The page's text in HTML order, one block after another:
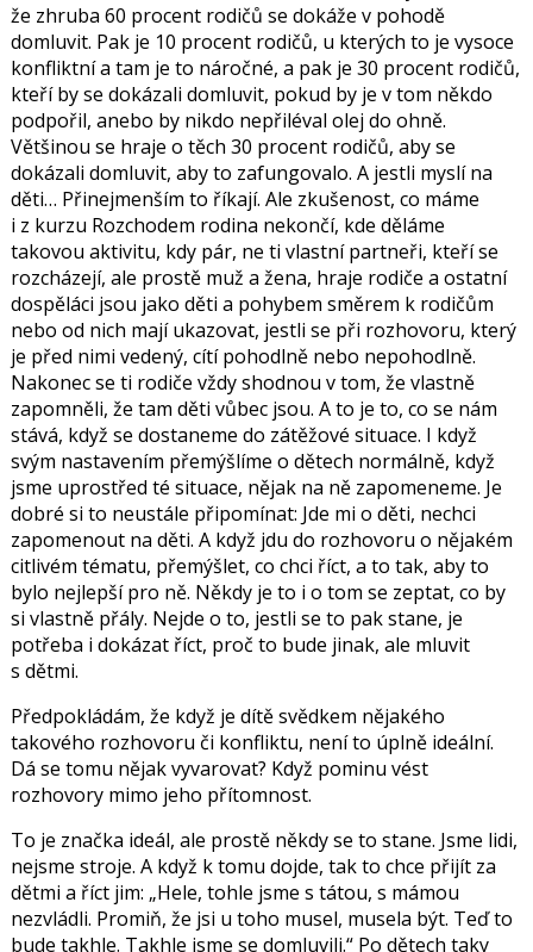
že zhruba 60 procent rodičů se dokáže v pohodě
domluvit. Pak je 10 procent rodičů, u kterých to je vysoce
konfliktní a tam je to náročné, a pak je 30 procent rodičů,
kteří by se dokázali domluvit, pokud by je v tom někdo
podpořil, anebo by nikdo nepřiléval olej do ohně.
Většinou se hraje o těch 30 procent rodičů, aby se
dokázali domluvit, aby to zafungovalo. A jestli myslí na
děti… Přinejmenším to říkají. Ale zkušenost, co máme
i z kurzu Rozchodem rodina nekončí, kde děláme
takovou aktivitu, kdy pár, ne ti vlastní partneři, kteří se
rozcházejí, ale prostě muž a žena, hraje rodiče a ostatní
dospěláci jsou jako děti a pohybem směrem k rodičům
nebo od nich mají ukazovat, jestli se při rozhovoru, který
je před nimi vedený, cítí pohodlně nebo nepohodlně.
Nakonec se ti rodiče vždy shodnou v tom, že vlastně
zapomněli, že tam děti vůbec jsou. A to je to, co se nám
stává, když se dostaneme do zátěžové situace. I když
svým nastavením přemýšlíme o dětech normálně, když
jsme uprostřed té situace, nějak na ně zapomeneme. Je
dobré si to neustále připomínat: Jde mi o děti, nechci
zapomenout na děti. A když jdu do rozhovoru o nějakém
citlivém tématu, přemýšlet, co chci říct, a to tak, aby to
bylo nejlepší pro ně. Někdy je to i o tom se zeptat, co by
si vlastně přály. Nejde o to, jestli se to pak stane, je
potřeba i dokázat říct, proč to bude jinak, ale mluvit
s dětmi.
Předpokládám, že když je dítě svědkem nějakého
takového rozhovoru či konfliktu, není to úplně ideální.
Dá se tomu nějak vyvarovat? Když pominu vést
rozhovory mimo jeho přítomnost.
To je značka ideál, ale prostě někdy se to stane. Jsme lidi,
nejsme stroje. A když k tomu dojde, tak to chce přijít za
dětmi a říct jim: „Hele, tohle jsme s tátou, s mámou
nezvládli. Promiň, že jsi u toho musel, musela být. Teď to
bude takhle. Takhle jsme se domluvili.“ Po dětech taky